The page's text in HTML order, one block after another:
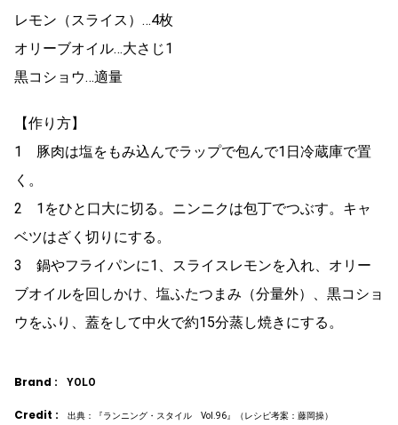
レモン（スライス）…4枚
オリーブオイル…大さじ1
黒コショウ…適量
【作り方】
1 豚肉は塩をもみ込んでラップで包んで1日冷蔵庫で置
く。
2 1をひと口大に切る。ニンニクは包丁でつぶす。キャ
ベツはざく切りにする。
3 鍋やフライパンに1、スライスレモンを入れ、オリー
ブオイルを回しかけ、塩ふたつまみ（分量外）、黒コショ
ウをふり、蓋をして中火で約15分蒸し焼きにする。
Brand : YOLO
Credit :
出典：『ランニング・スタイル Vol.96』（レシピ考案：藤岡操）